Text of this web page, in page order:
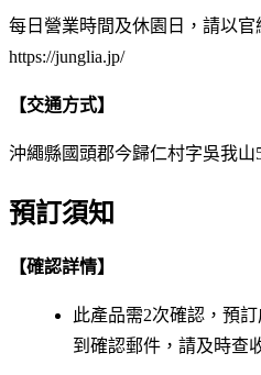
每日營業時間及休園日，請以官
https://junglia.jp/
【交通方式】
沖繩縣國頭郡今歸仁村字吳我山
預訂須知
【確認詳情】
此產品需2次確認，預
到確認郵件，請及時查